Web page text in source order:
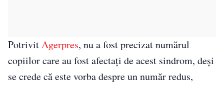
PotrivitAgerpres, nu a fost precizat numărul
copiilor care au fost afectaţi de acest sindrom, deşi
se crede că este vorba despre un număr redus,